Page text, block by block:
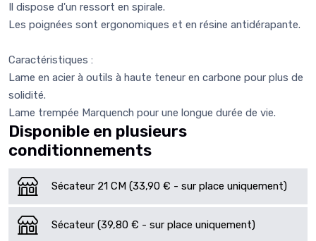
Il dispose d'un ressort en spirale.
Les poignées sont ergonomiques et en résine antidérapante.
Caractéristiques :
Lame en acier à outils à haute teneur en carbone pour plus de
solidité.
Lame trempée Marquench pour une longue durée de vie.
Disponible en plusieurs
conditionnements
Sécateur 21 CM (33,90 € - sur place uniquement)
Sécateur (39,80 € - sur place uniquement)